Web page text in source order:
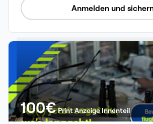
Anmelden und
100€Print Anzeige Innenteil